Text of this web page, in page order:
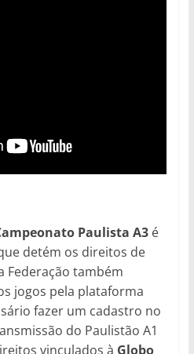
Paulista A3 é
detém os direitos de
Federação também
jogos pela plataforma
fazer um cadastro no
do Paulistão A1
vinculados à Globo